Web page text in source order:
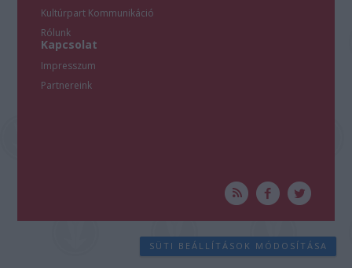
Kultúrpart Kommunikáció
Rólunk
Kapcsolat
Impresszum
Partnereink
SÜTI BEÁLLÍTÁSOK MÓDOSÍTÁSA